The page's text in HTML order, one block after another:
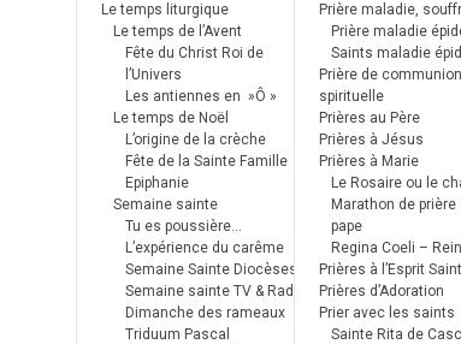
Le temps liturgique
Le temps de l’Avent
Fête du Christ Roi de
l’Univers
Les antiennes en »Ô »
Le temps de Noël
L’origine de la crèche
Fête de la Sainte Famille
Epiphanie
Semaine sainte
Tu es poussière…
L’expérience du carême
Semaine Sainte Diocèses
Semaine sainte TV & Radio
Dimanche des rameaux
Triduum Pascal
Prière maladie,
Prière maladie
Saints maladie
Prière de communion
spirituelle
Prières au Père
Prières à Jésus
Prières à Marie
Le Rosaire ou le
Marathon de prière
pape
Regina Coeli –
Prières à l’Esprit Saint
Prières d’Adoration
Prier avec les saints
Sainte Rita de